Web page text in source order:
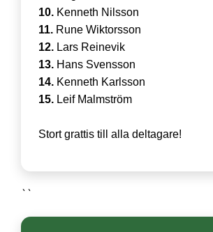
10. Kenneth Nilsson
11. Rune Wiktorsson
12. Lars Reinevik
13. Hans Svensson
14. Kenneth Karlsson
15. Leif Malmström
Stort grattis till alla deltagare!
``